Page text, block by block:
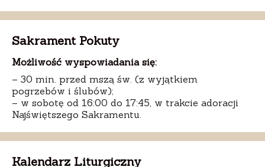
Sakrament Pokuty
Możliwość wyspowiadania się:
– 30 min. przed mszą św. (z wyjątkiem
pogrzebów i ślubów);
– w sobotę od 16:00 do 17:45, w trakcie adoracji
Najświętszego Sakramentu.
Kalendarz Liturgiczny